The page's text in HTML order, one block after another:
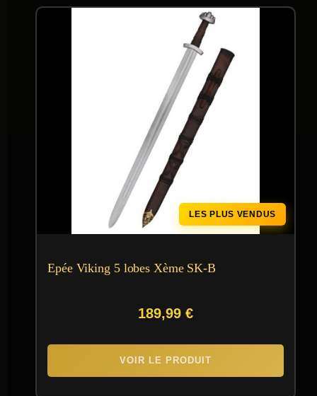
LES PLUS VENDUS
Epée Viking 5 lobes Xème SK-B
189,99 €
VOIR LE PRODUIT